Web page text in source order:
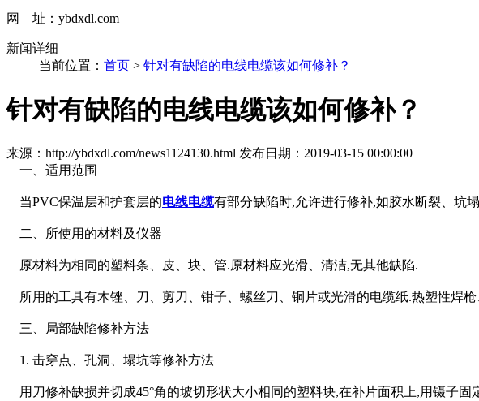
网 址：ybdxdl.com
新闻详细
当前位置： 首页 > 针对有缺陷的电线电缆该如何修补？
针对有缺陷的电线电缆该如何修补？
来源：http://ybdxdl.com/news1124130.html 发布日期：2019-03-15 00:00:00
一、适用范围
当PVC保温层和护套层的电线电缆有部分缺陷时,允许进行修补,如胶水断裂、坑
二、所使用的材料及仪器
原材料为相同的塑料条、皮、块、管.原材料应光滑、清洁,无其他缺陷.
所用的工具有木锉、刀、剪刀、钳子、螺丝刀、铜片或光滑的电缆纸.热塑性焊
三、局部缺陷修补方法
1. 击穿点、孔洞、塌坑等修补方法
用刀修补缺损并切成45°角的坡切形状大小相同的塑料块,在补片面积上,用镊子